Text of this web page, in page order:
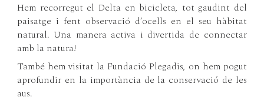
Hem recorregut el Delta en bicicleta, tot gaudint del
paisatge i fent observació d’ocells en el seu hàbitat
natural. Una manera activa i divertida de connectar
amb la natura!
També hem visitat la Fundació Plegadis, on hem pogut
aprofundir en la importància de la conservació de les
aus.